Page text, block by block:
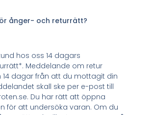
ånger- och returrätt?
hos oss 14 dagars
Meddelande om retur
dagar från att du mottagit din
skall ske per e-post till
Du har rätt att öppna
för att undersöka varan. Om du